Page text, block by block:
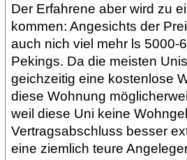
Der Erfahrene aber wird zu
kommen: Angesichts der
auch nich viel mehr ls 5000-
Pekings. Da die meisten
geichzeitig eine kostenlose
diese Wohnung
weil diese Uni keine
Vertragsabschluss besser
eine ziemlich teure